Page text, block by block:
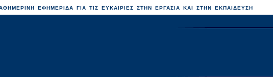
ΕΦΗΜΕΡΙΔΑ ΓΙΑ ΤΙΣ ΕΥΚΑΙΡΙΕΣ ΣΤΗΝ ΕΡΓΑΣΙΑ ΚΑΙ ΣΤΗΝ ΕΚΠΑΙΔΕΥΣΗ